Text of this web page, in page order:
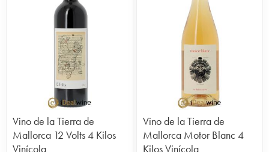
Vino de la Tierra de
Mallorca 12 Volts 4 Kilos
Vinícola
Vino de la Tierra de
Mallorca Motor Blanc 4
Kilos Vinícola